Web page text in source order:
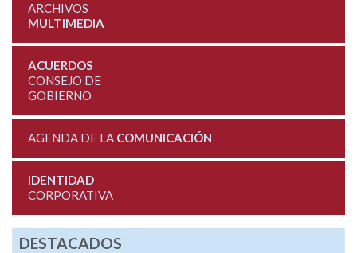
ARCHIVOS
MULTIMEDIA
ACUERDOS
CONSEJO DE
GOBIERNO
AGENDA DE LA COMUNICACIÓN
IDENTIDAD
CORPORATIVA
DESTACADOS